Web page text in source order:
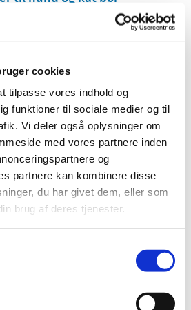
cookies
tilpasse vores indhold og
funktioner til sociale medier og til
Vi deler også oplysninger om
med vores partnere inden
og
partnere kan kombinere disse
du har givet dem, eller som
brug af deres tjenester.
når loppe- og
af forordningen om
dag vedtaget et forslag til en
om medicinsk udstyr, som
whistleblowerordning i
aktindsigt i offentlighedsloven…